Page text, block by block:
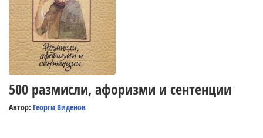
500 размисли, афоризми и сентенции
Автор: Георги Виденов